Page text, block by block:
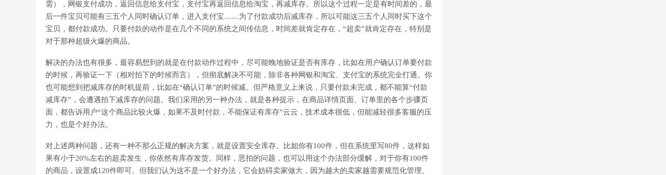
需），网银支付成功，返回信息给支付宝，支付宝再返回信息给淘宝，再减库存。所以这个过程一定是有时间差的，最
后一件宝贝可能有三五个人同时确认订单，进入支付宝……为了付款成功后减库存，所以可能这三五个人同时买下这个
宝贝，都付款成功。只要付款的动作是在几个不同的系统之间传信息，时间差就肯定存在，“超卖”就肯定存在，特别是
对于那种超级火爆的商品。
解决的办法也有很多，最容易想到的就是在付款动作过程中，尽可能晚地验证是否有库存，比如在用户确认订单要付款
的时候，再验证一下（相对拍下的时候而言），但彻底解决不可能，除非各种网银和淘宝、支付宝的系统完全打通。你
也可能想到把减库存的时机提前，比如在“确认订单”的时候减。但严格意义上来说，只要付款未完成，都不能算“付款
减库存”，会遭遇拍下减库存的问题。我们采用的另一种办法，就是各种提示，在商品详情页面、订单里的各个步骤页
面，都告诉用户“这个商品比较火爆，如果不及时付款，不能保证有库存”云云，技术成本很低，但能减轻很多客服的压
力，也是个好办法。
对上述两种问题，还有一种不那么正规的解决方案，就是设置安全库存。比如你有100件，但在系统里写80件，这样如
果有小于20%左右的超卖发生，你依然有库存发货。同样，恶拍的问题，也可以用这个办法部分缓解，对于你有100件
的商品，设置成120件即可。但我们认为这不是一个好办法，它会妨碍卖家做大，因为越大的卖家越需要规范化管理。